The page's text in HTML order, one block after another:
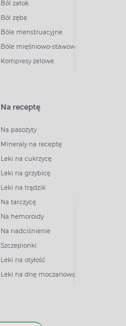
Ból zatok
Ból zęba
Bóle menstruacyjne
Bóle mięśniowo-stawowe
Kompresy żelowe
Na receptę
Na pasożyty
Minerały na receptę
Leki na cukrzycę
Leki na grzybicę
Leki na trądzik
Na tarczycę
Na hemoroidy
Na nadciśnienie
Szczepionki
Leki na otyłość
Leki na dnę moczanową